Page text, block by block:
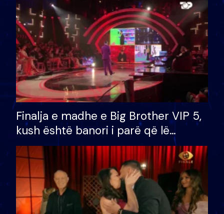
Finalja e madhe e Big Brother VIP 5,
kush është banori i parë që lë
shtëpinë dhe humb mundësinë për
të fituar çmimin e madh